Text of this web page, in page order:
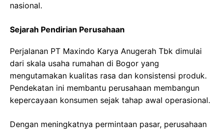
nasional.
Sejarah Pendirian Perusahaan
Perjalanan PT Maxindo Karya Anugerah Tbk dimulai
dari skala usaha rumahan di Bogor yang
mengutamakan kualitas rasa dan konsistensi produk.
Pendekatan ini membantu perusahaan membangun
kepercayaan konsumen sejak tahap awal operasional.
Dengan meningkatnya permintaan pasar, perusahaan